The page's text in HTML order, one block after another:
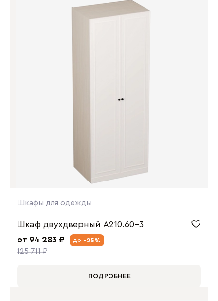
Шкафы для одежды
Шкаф двухдверный А210.60-3
от 94 283 ₽
125 711 ₽
до -25%
ПОДРОБНЕЕ